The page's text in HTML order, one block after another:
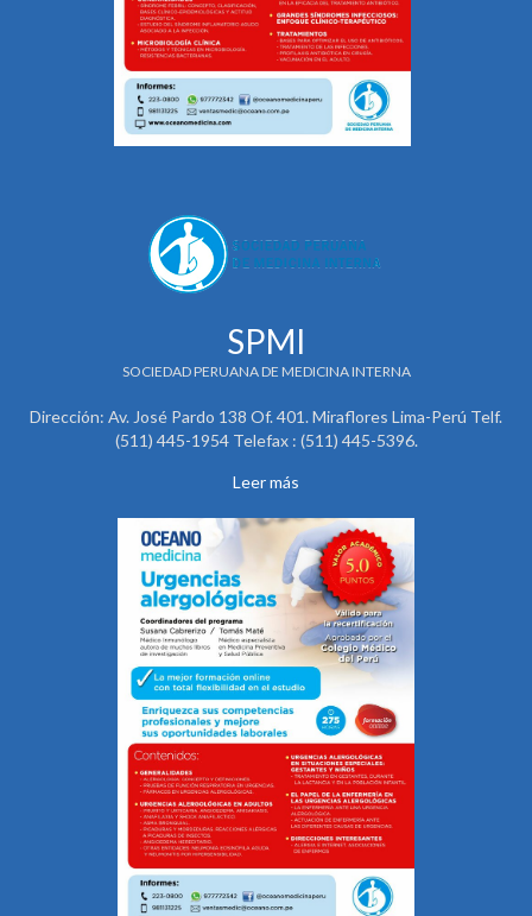
SPMI
SOCIEDAD PERUANA DE MEDICINA INTERNA
Dirección: Av. José Pardo 138 Of. 401. Miraflores Lima-Perú Telf.
(511) 445-1954 Telefax : (511) 445-5396.
Leer más